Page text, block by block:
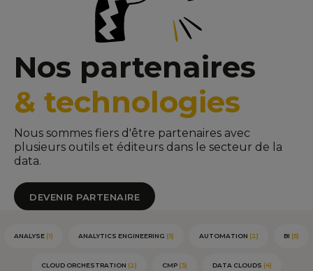
Nos partenaires
& technologies
Nous sommes fiers d'être partenaires avec
plusieurs outils et éditeurs dans le secteur de la
data.
DEVENIR PARTENAIRE
ANALYSE (1) ANALYTICS ENGINEERING (5) AUTOMATION (2) BI (5)
CLOUD ORCHESTRATION (2) CMP (3) DATA CLOUDS (4)